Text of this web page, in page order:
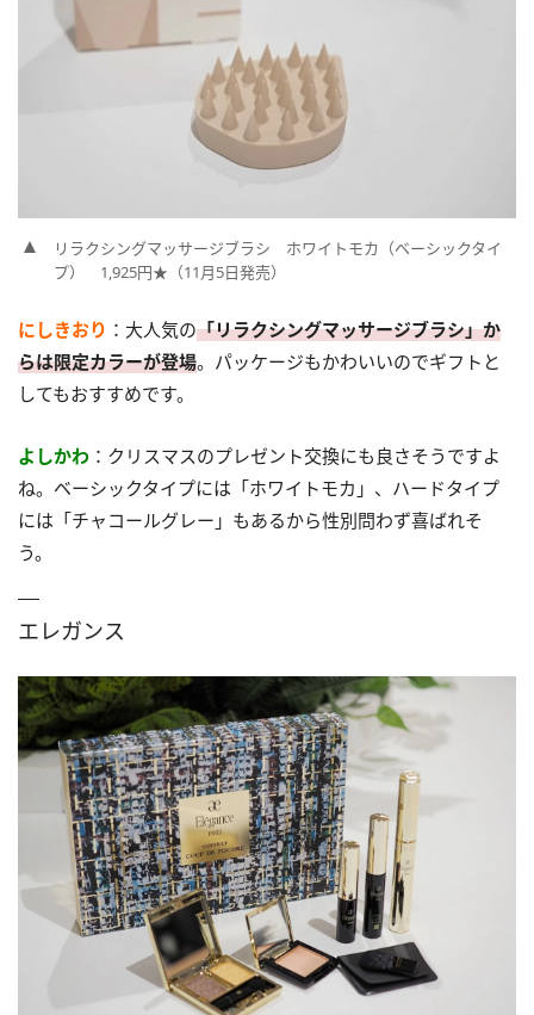
リラクシングマッサージブラシ ホワイトモカ（ベーシックタイ
プ） 1,925円★（11月5日発売）
にしきおり ：大人気の「リラクシングマッサージブラシ」か
らは限定カラーが登場。パッケージもかわいいのでギフトと
してもおすすめです。
よしかわ ：クリスマスのプレゼント交換にも良さそうですよ
ね。ベーシックタイプには「ホワイトモカ」、ハードタイプ
には「チャコールグレー」もあるから性別問わず喜ばれそ
う。
エレガンス